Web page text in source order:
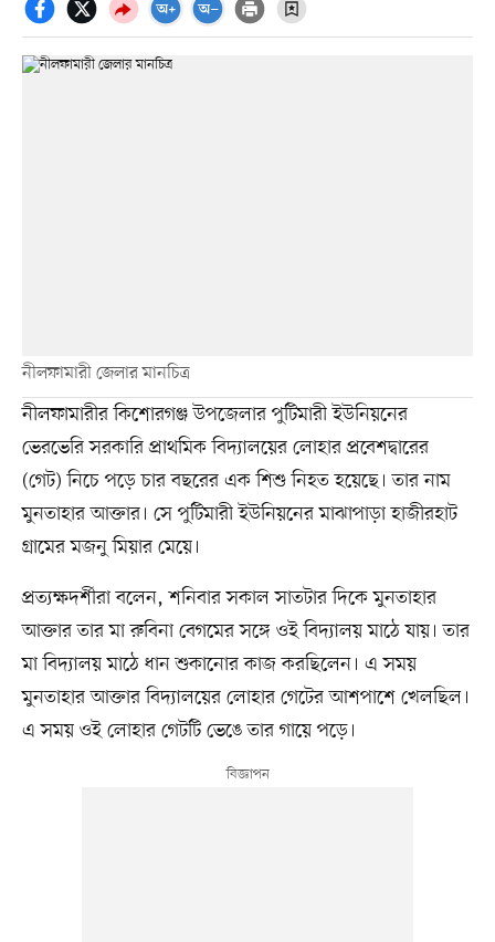
নীলফামারী জেলার মানচিত্র
নীলফামারীর কিশোরগঞ্জ উপজেলার পুটিমারী ইউনিয়নের
ভেরভেরি সরকারি প্রাথমিক বিদ্যালয়ের লোহার প্রবেশদ্বারের
(গেট) নিচে পড়ে চার বছরের এক শিশু নিহত হয়েছে। তার নাম
মুনতাহার আক্তার। সে পুটিমারী ইউনিয়নের মাঝাপাড়া হাজীরহাট
গ্রামের মজনু মিয়ার মেয়ে।
প্রত্যক্ষদর্শীরা বলেন, শনিবার সকাল সাতটার দিকে মুনতাহার
আক্তার তার মা রুবিনা বেগমের সঙ্গে ওই বিদ্যালয় মাঠে যায়। তার
মা বিদ্যালয় মাঠে ধান শুকানোর কাজ করছিলেন। এ সময়
মুনতাহার আক্তার বিদ্যালয়ের লোহার গেটের আশপাশে খেলছিল।
এ সময় ওই লোহার গেটটি ভেঙে তার গায়ে পড়ে।